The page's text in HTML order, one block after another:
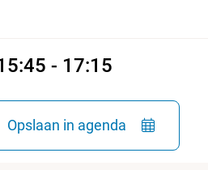
- 17:15
Opslaan in agenda